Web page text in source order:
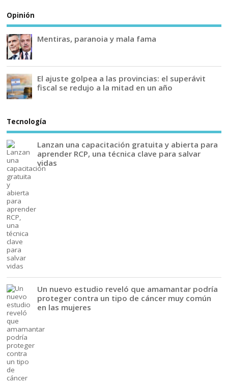
Opinión
Mentiras, paranoia y mala fama
El ajuste golpea a las provincias: el superávit
fiscal se redujo a la mitad en un año
Tecnología
Lanzan una capacitación gratuita y abierta para
aprender RCP, una técnica clave para salvar
vidas
Un nuevo estudio reveló que amamantar podría
proteger contra un tipo de cáncer muy común
en las mujeres